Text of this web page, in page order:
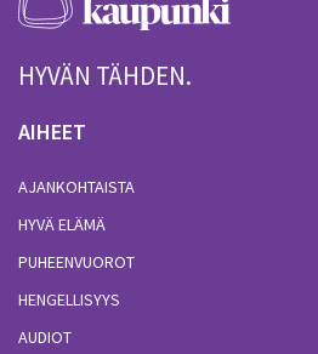
HYVÄN TÄHDEN.
AIHEET
AJANKOHTAISTA
HYVÄ ELÄMÄ
PUHEENVUOROT
HENGELLISYYS
AUDIOT